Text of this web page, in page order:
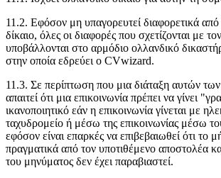
11.2. Εφόσον μη υπαγορευτεί διαφορετικά
δίκαιο, όλες οι διαφορές που σχετίζονται με
υποβάλλονται στο αρμόδιο ολλανδικό
στην οποία εδρεύει ο CVwizard.
11.3. Σε περίπτωση που μια διάταξη αυτών
απαιτεί ότι μια επικοινωνία πρέπει να γίνει
ικανοποιητικό εάν η επικοινωνία γίνεται με
ταχυδρομείο ή μέσω της επικοινωνίας μέσω
εφόσον είναι επαρκές να επιβεβαιωθεί ότι το
πραγματικά από τον υποτιθέμενο αποστολέα
του μηνύματος δεν έχει παραβιαστεί.